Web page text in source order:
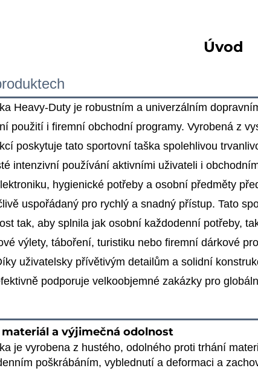
Úvod
Heavy-Duty je robustním a univerzálním
použití i firemní obchodní programy. Vyrobená z
poskytuje tato sportovní taška spolehlivou
intenzivní používání aktivními uživateli i
hygienické potřeby a osobní předměty
uspořádaný pro rychlý a snadný přístup. Tato
tak, aby splnila jak osobní každodenní potřeby,
výlety, táboření, turistiku nebo firemní dárkové
uživatelsky přívětivým detailům a solidní
podporuje velkoobjemné zakázky pro
a výjimečná odolnost
je vyrobena z hustého, odolného proti trhání
poškrábáním, vyblednutí a deformaci a